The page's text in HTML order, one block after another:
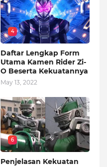
4
Daftar Lengkap Form
Utama Kamen Rider Zi-
O Beserta Kekuatannya
May 13, 2022
6
Penjelasan Kekuatan